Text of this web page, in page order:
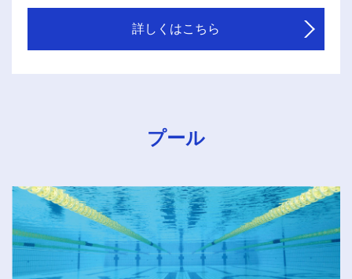
詳しくはこちら
プール